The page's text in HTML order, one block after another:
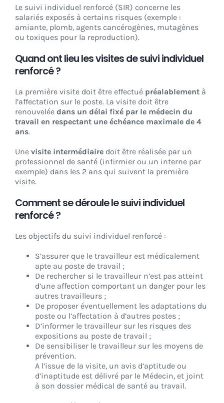
Le suivi individuel renforcé (SIR) concerne les
salariés exposés à certains risques (exemple :
amiante, plomb, agents cancérogènes, mutagènes
ou toxiques pour la reproduction).
Quand ont lieu les visites de suivi individuel
renforcé ?
La première visite doit être effectué préalablement à
l’affectation sur le poste. La visite doit être
renouvelée dans un délai fixé par le médecin du
travail en respectant une échéance maximale de 4
ans.
Une visite intermédiaire doit être réalisée par un
professionnel de santé (infirmier ou un interne par
exemple) dans les 2 ans qui suivent la première
visite.
Comment se déroule le suivi individuel
renforcé ?
Les objectifs du suivi individuel renforcé :
S’assurer que le travailleur est médicalement
apte au poste de travail ;
De rechercher si le travailleur n’est pas atteint
d’une affection comportant un danger pour les
autres travailleurs ;
De proposer éventuellement les adaptations du
poste ou l’affectation à d’autres postes ;
D’informer le travailleur sur les risques des
expositions au poste de travail ;
De sensibiliser le travailleur sur les moyens de
prévention.
A l’issue de la visite, un avis d’aptitude ou
d’inaptitude est délivré par le Médecin, et joint
à son dossier médical de santé au travail.